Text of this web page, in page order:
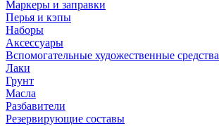
Маркеры и заправки
Перья и кэпы
Наборы
Аксессуары
Вспомогательные художественные средства
Лаки
Грунт
Масла
Разбавители
Резервирующие составы